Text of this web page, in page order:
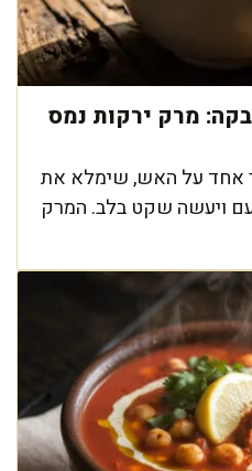
מרק ירקות נמס
אחד על האש, שימלא את
ויעשה שקט בלב. המרק